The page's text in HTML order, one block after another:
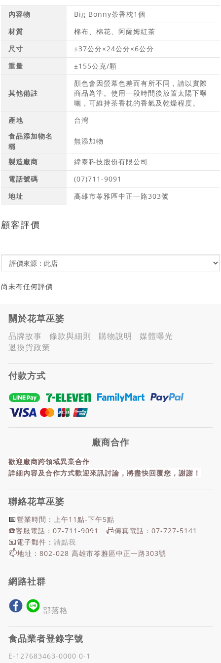
內容物
Big Bonny茶香枕1個
材質
棉布、棉花、阿薩姆紅茶
尺寸
±37公分×24公分×6公分
重量
±155公克/顆
其他備註
顏色會因螢幕色差而有所不同，請以實際
商品為準。使用一段時間後放置太陽下曝
曬，可維持茶香枕的香氣及乾燥程度。
產地
台灣
食品添加物名
稱
無添加物
製造廠商
緯泰科技股份有限公司
電話號碼
(07)711-9091
地址
高雄市苓雅區中正一路303號
顧客評價
尚未有任何評價
關於花草巫婆
品牌故事 條款與細則 購物說明
媒體曝光
退換貨政策
付款方式
廠商合作
歡迎廠商跨領域異業合作
詳細內容及合作方式歡迎來訊討論 ， 將盡快回覆您，謝謝！
聯絡花草巫婆
📅營業時間：上午11點-下午5點
☎️客服電話：07-711-9091 📠傳真電話：07-727-5141
📧電子郵件： 請點我
📫地址：802-028 高雄市苓雅區中正一路303號
網路社群
部落格
食品業者登錄字號
E-127683463-0000 0-1